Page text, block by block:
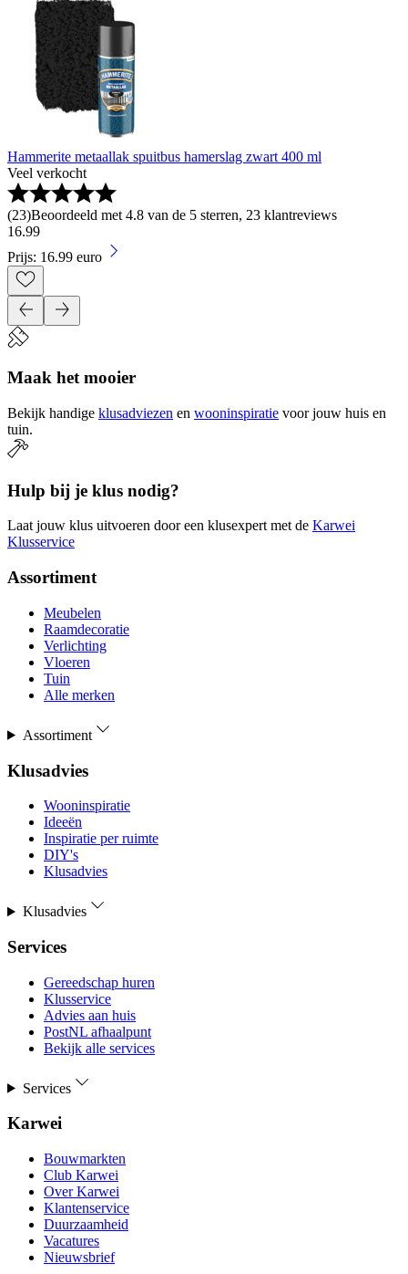
Hammerite metaallak spuitbus hamerslag zwart 400 ml
Veel verkocht
(23)Beoordeeld met 4.8 van de 5 sterren, 23 klantreviews
16.99
Prijs: 16.99 euro
Maak het mooier
Bekijk handige klusadviezen en wooninspiratie voor jouw huis en
tuin.
Hulp bij je klus nodig?
Laat jouw klus uitvoeren door een klusexpert met de Karwei
Klusservice
Assortiment
Meubelen
Raamdecoratie
Verlichting
Vloeren
Tuin
Alle merken
Assortiment
Klusadvies
Wooninspiratie
Ideeën
Inspiratie per ruimte
DIY's
Klusadvies
Klusadvies
Services
Gereedschap huren
Klusservice
Advies aan huis
PostNL afhaalpunt
Bekijk alle services
Services
Karwei
Bouwmarkten
Club Karwei
Over Karwei
Klantenservice
Duurzaamheid
Vacatures
Nieuwsbrief